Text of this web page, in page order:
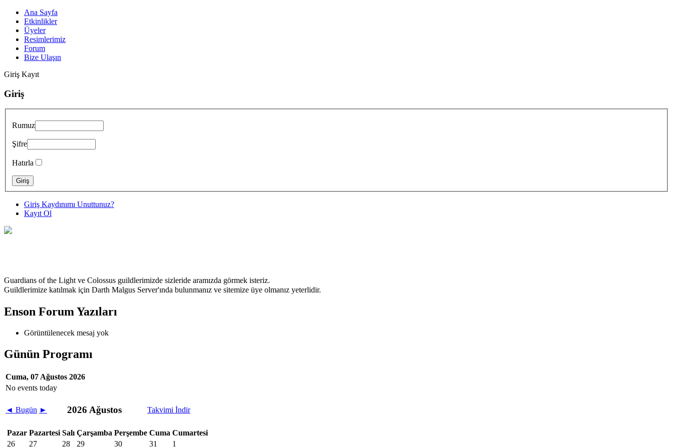
Ana Sayfa
Etkinlikler
Üyeler
Resimlerimiz
Forum
Bize Ulaşın
Giriş Kayıt
Giriş
Rumuz
Şifre
Hatırla
Giriş Kaydınımı Unuttunuz?
Kayıt Ol
Guardians of the Light ve Colossus guildlerimizde sizleride aramızda görmek isteriz.
Guildlerimize katılmak için Darth Malgus Server'ında bulunmanız ve sitemize üye olmanız yeterlidir.
Enson Forum Yazıları
Görüntülenecek mesaj yok
Günün Programı
Cuma, 07 Ağustos 2026
No events today
◄ Bugün ► 2026 Ağustos Takvimi İndir
Pazar Pazartesi Salı Çarşamba Perşembe Cuma Cumartesi
26
27 28 29 30 31 1